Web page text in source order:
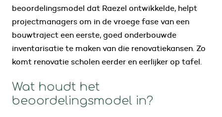
beoordelingsmodel dat Raezel ontwikkelde, helpt
projectmanagers om in de vroege fase van een
bouwtraject een eerste, goed onderbouwde
inventarisatie te maken van die renovatiekansen. Zo
komt renovatie scholen eerder en eerlijker op tafel.
Wat houdt het
beoordelingsmodel in?